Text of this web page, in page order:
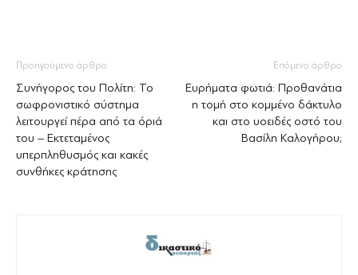
Προηγούμενο άρθρο
Συνήγορος του Πολίτη: Το
σωφρονιστικό σύστημα
λειτουργεί πέρα από τα όριά
του – Εκτεταμένος
υπερπληθυσμός και κακές
συνθήκες κράτησης
Επόμενο άρθρο
Ευρήματα φωτιά: Προθανάτια
η τομή στο κομμένο δάκτυλο
και στο υοειδές οστό του
Βασίλη Καλογήρου;